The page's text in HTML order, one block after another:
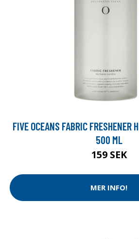
FIVE OCEANS FABRIC FRESHENER
500 ML
159 SEK
MER INFO!